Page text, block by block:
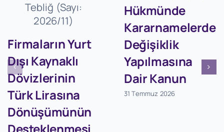
Firmaların Yurt
Dışı Kaynaklı
Dövizlerinin
Türk Lirasına
Dönüşümünün
Hükmünde
Kararnamelerde
Değişiklik
Yapılmasına
Dair Kanun
31 Temmuz 2026